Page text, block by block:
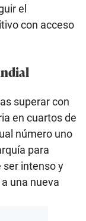
el
con acceso
superar con
en cuartos de
número uno
para
ser intenso y
una nueva